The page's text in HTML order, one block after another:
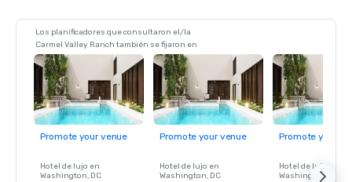
Los planificadores que consultaron el/la
Carmel Valley Ranch también se fijaron en
Promote your venue
Hotel de lujo en
Washington, DC
Promote your venue
Hotel de lujo en
Washington, DC
Promote your
Hotel de lujo en
Washington